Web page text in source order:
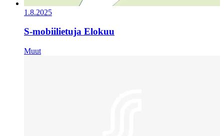
1.8.2025
S-mobiilietuja Elokuu
Muut